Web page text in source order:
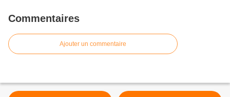
Commentaires
Ajouter un commentaire